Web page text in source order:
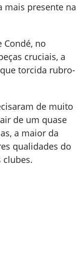
mais presente na
Condé, no
cruciais, a
torcida rubro-
de muito
de um quase
a maior da
qualidades do
clubes.